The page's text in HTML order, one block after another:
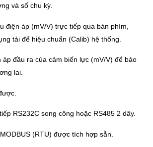
và số chu kỳ.
điện áp (mV/V) trực tiếp qua bàn phím,
tải để hiệu chuẩn (Calib) hệ thống.
áp đầu ra của cảm biến lực (mV/V) để bảo
lai.
RS232C song công hoặc RS485 2 dây.
(RTU) được tích hợp sẵn.